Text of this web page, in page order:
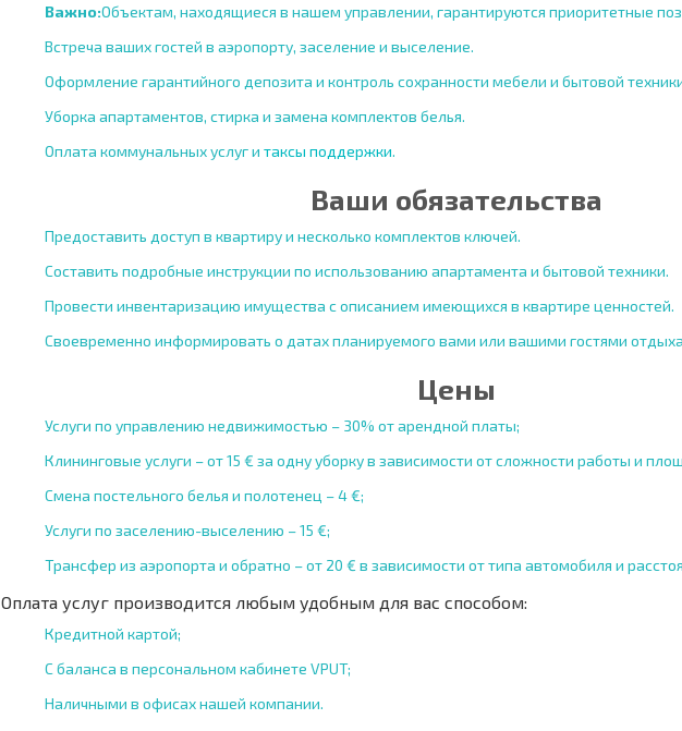
Важно:Объектам, находящиеся в нашем управлении, гарантируются приоритетные
Встреча ваших гостей в аэропорту, заселение и выселение.
Оформление гарантийного депозита и контроль сохранности мебели и бытовой
Уборка апартаментов, стирка и замена комплектов белья.
Оплата коммунальных услуг и таксы поддержки.
Ваши обязательства
Предоставить доступ в квартиру и несколько комплектов ключей.
Составить подробные инструкции по использованию апартамента и бытовой техники.
Провести инвентаризацию имущества с описанием имеющихся в квартире ценностей.
Своевременно информировать о датах планируемого вами или вашими гостями
Цены
Услуги по управлению недвижимостью – 30% от арендной платы;
Клининговые услуги – от 15 € за одну уборку в зависимости от сложности работы и
Смена постельного белья и полотенец – 4 €;
Услуги по заселению-выселению – 15 €;
Трансфер из аэропорта и обратно – от 20 € в зависимости от типа автомобиля и
Оплата услуг производится любым удобным для вас способом:
Кредитной картой;
С баланса в персональном кабинете VPUT;
Наличными в офисах нашей компании.